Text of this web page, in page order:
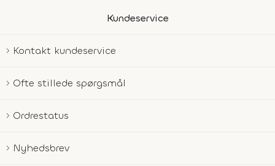
Kundeservice
Kontakt kundeservice
Ofte stillede spørgsmål
Ordrestatus
Nyhedsbrev